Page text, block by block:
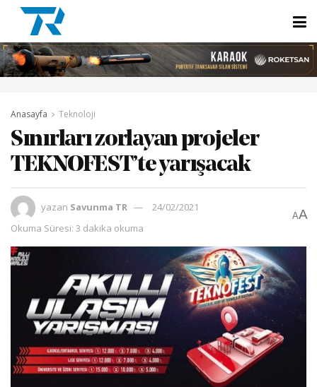
Anasayfa Teknoloji
Sınırları zorlayan projeler
TEKNOFEST’te yarışacak
yazan Savunma TR
24/02/2021
Okuma Süresi: 3 dakika okuma
AA